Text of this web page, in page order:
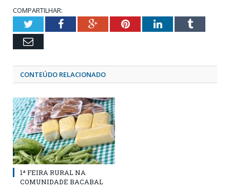
COMPARTILHAR:
TwitterFacebookGoogle+PinterestLinkedInTumblr
Email
CONTEÚDO RELACIONADO
1ª FEIRA RURAL NA
COMUNIDADE BACABAL